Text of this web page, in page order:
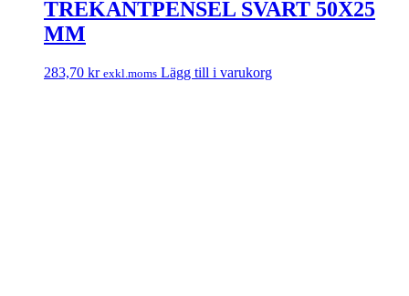
TREKANTPENSEL SVART 50X25
MM
283,70 kr exkl.moms Lägg till i varukorg